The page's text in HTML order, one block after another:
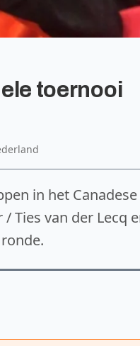
toernooi
in het Canadese
Ties van der Lecq